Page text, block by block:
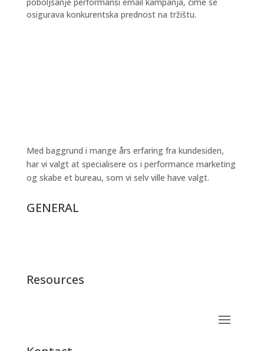
osigurava konkurentska prednost na tržištu.
Med baggrund i mange års erfaring fra kundesiden,
har vi valgt at specialisere os i performance marketing
og skabe et bureau, som vi selv ville have valgt.
GENERAL
Resources